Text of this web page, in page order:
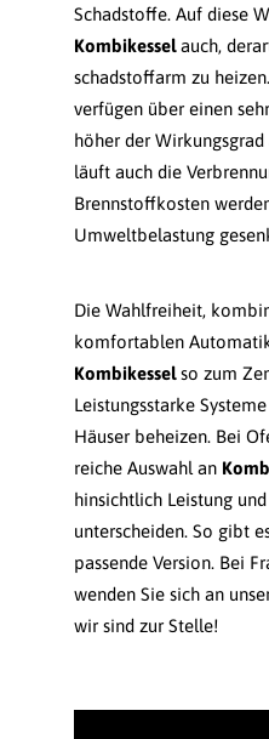
Schadstoffe. Auf diese
Kombikesselauch,
schadstoffarm zu
verfügen über einen
höher der
läuft auch die
Brennstoffkosten
Umweltbelastung
Die Wahlfreiheit,
komfortablen
Kombikesselso zum
Leistungsstarke
Häuser beheizen. Bei
reiche Auswahl an
hinsichtlich Leistung
unterscheiden. So gibt
passende Version. Bei
wenden Sie sich an
wir sind zur Stelle!